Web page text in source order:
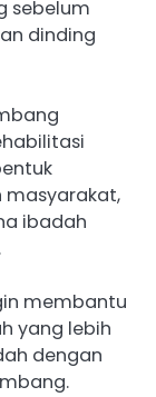
sebelum
dinding
masyarakat,
ibadah
membantu
yang lebih
dengan